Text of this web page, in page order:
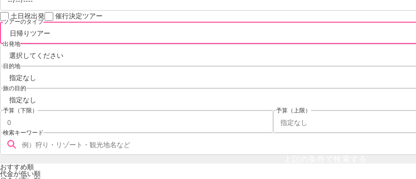
土日祝出発 催行決定ツアー
ツアーのタイプ
出発地
目的地
旅の目的
予算（下限） 予算（上限）
検索キーワード
おすすめ順
代金が低い順